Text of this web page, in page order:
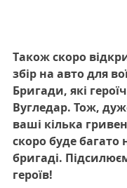
Також скоро
збір на авто для
Бригади, які
Вугледар. Тож,
ваші кілька
скоро буде багато
бригаді.
героїв!